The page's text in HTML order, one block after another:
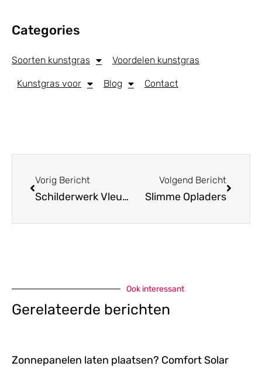
Categories
Soorten kunstgras Voordelen kunstgras
Kunstgras voor Blog Contact
Vorig Bericht
Schilderwerk Vleuten
Volgend Bericht
Slimme Opladers
Ook interessant
Gerelateerde berichten
Zonnepanelen laten plaatsen? Comfort Solar